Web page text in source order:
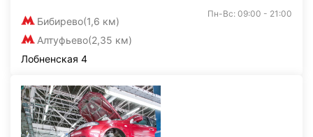
Бибирево(1,6 км)
Алтуфьево(2,35 км)
Пн-Вс: 09:00 - 21:00
Лобненская 4